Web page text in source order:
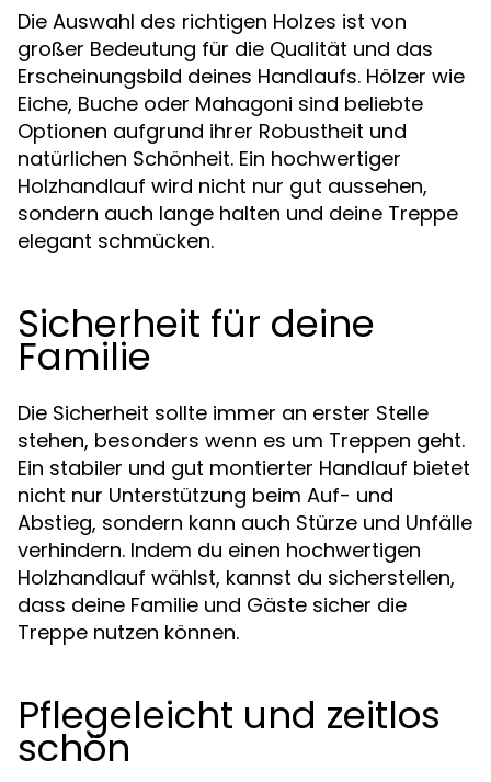
Die Auswahl des richtigen Holzes ist von
großer Bedeutung für die Qualität und das
Erscheinungsbild deines Handlaufs. Hölzer wie
Eiche, Buche oder Mahagoni sind beliebte
Optionen aufgrund ihrer Robustheit und
natürlichen Schönheit. Ein hochwertiger
Holzhandlauf wird nicht nur gut aussehen,
sondern auch lange halten und deine Treppe
elegant schmücken.
Sicherheit für deine
Familie
Die Sicherheit sollte immer an erster Stelle
stehen, besonders wenn es um Treppen geht.
Ein stabiler und gut montierter Handlauf bietet
nicht nur Unterstützung beim Auf- und
Abstieg, sondern kann auch Stürze und Unfälle
verhindern. Indem du einen hochwertigen
Holzhandlauf wählst, kannst du sicherstellen,
dass deine Familie und Gäste sicher die
Treppe nutzen können.
Pflegeleicht und zeitlos
schön